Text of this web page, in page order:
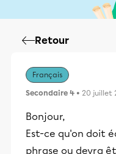
Retour
Français
Secondaire 4 • 20 juillet
Bonjour,
Est-ce qu'on doit
phrase ou devra